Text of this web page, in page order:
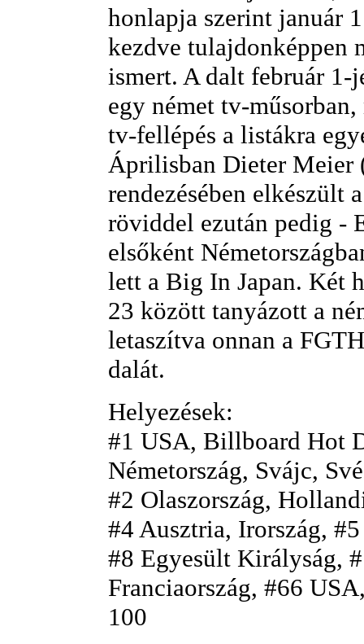
honlapja szerint január
kezdve tulajdonképpen
ismert. A dalt február 1-
egy német tv-
tv-fellépés a listákra
Áprilisban Dieter Meier
rendezésében elkészült
röviddel ezután pedig -
elsőként
lett a Big In Japan. Két
23 között tanyázott a
letaszítva onnan a
dalát.
Helyezések:
#1 USA, Billboard Hot
Németország, Svájc,
#2 Olaszország,
#4 Ausztria, Irország,
#8 Egyesült Királyság,
Franciaország, #66
100